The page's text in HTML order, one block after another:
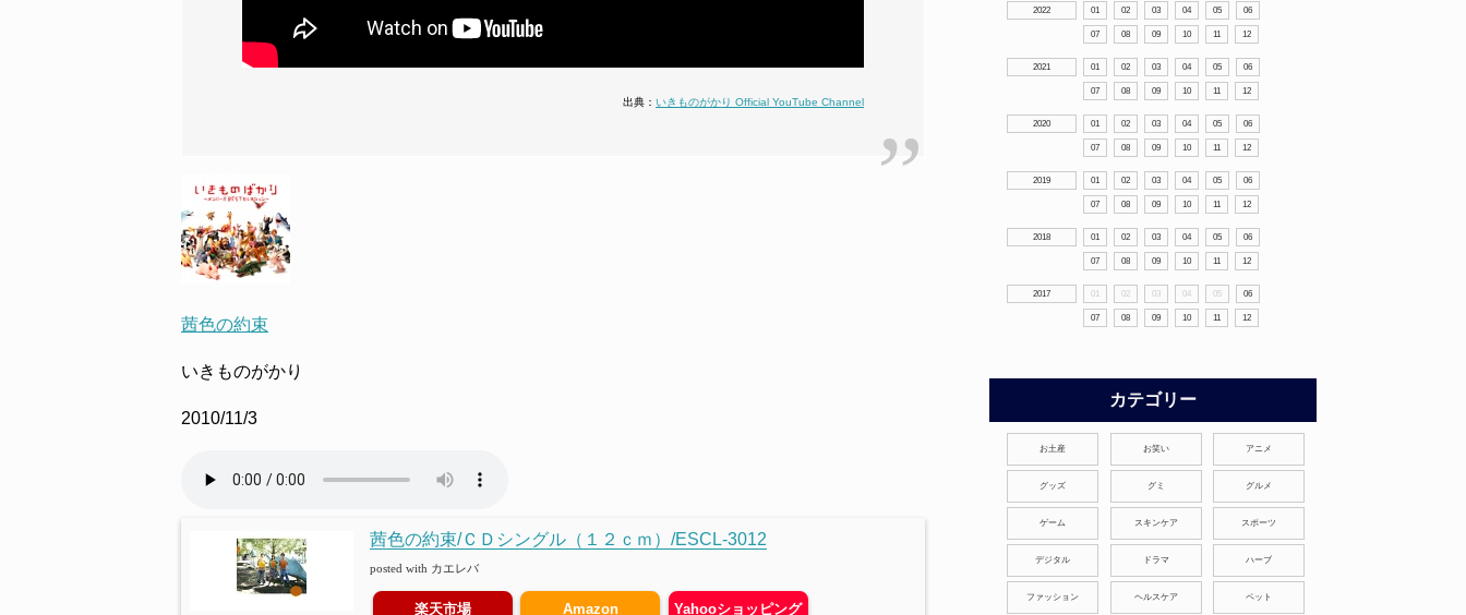
出典： いきものがかり Official YouTube Channel
茜色の約束
いきものがかり
2010/11/3
茜色の約束/ＣＤシングル（１２ｃｍ）/ESCL-3012
posted with カエレバ
楽天市場 Amazon Yahooショッピング
2022 01 02 03 04 05 06
07 08 09 10 11 12
2021 01 02 03 04 05 06
07 08 09 10 11 12
2020 01 02 03 04 05 06
07 08 09 10 11 12
2019 01 02 03 04 05 06
07 08 09 10 11 12
2018 01 02 03 04 05 06
07 08 09 10 11 12
2017 01 02 03 04 05 06
07 08 09 10 11 12
カテゴリー
お土産 お笑い アニメ
グッズ グミ グルメ
ゲーム スキンケア スポーツ
デジタル ドラマ ハーブ
ファッション ヘルスケア ペット